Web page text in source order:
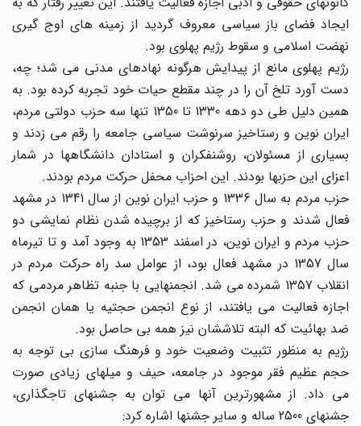
ایجاد فضای باز سیاسی معروف گردید از زمینه های اوج گیری
نهضت اسلامی و سقوط رژیم پهلوی بود.
رژیم پهلوی مانع از پیدایش هرگونه نهادهای مدنی می شد؛ چه،
دست آورد تلخ آن را در چند مقطع حیات خود تجربه کرده بود. به
همین دلیل طی دو دهه 1330 تا 1350 تنها سه حزب دولتی مردم،
ایران نوین و رستاخیز سرنوشت سیاسی جامعه را رقم می زدند و
بسیاری از مسئولان، روشنفکران و استادان دانشگاهها در شمار
اعزای این حزبها بودند. این احزاب محفل حرکت مردم بودند.
حزب مردم به سال 1336 و حزب ایران نوین از سال 1341 در مشهد
فعال شدند و حزب رستاخیز که از برچیده شدن نظام نمایشی دو
حزب مردم و ایران نوین، در اسفند 1353 به وجود آمد و تا تیرماه
سال 1357 در مشهد فعال بود، از عوامل سد راه حرکت مردم در
انقلاب 1357 شمرده می شد. انجمنهایی با جنبه تظاهر مردمی که
اجازه فعالیت می یافتند، از نوع انجمن حجتیه یا همان انجمن
ضد بهائیت که البته تلاششان نیز همه بی حاصل بود.
رژیم به منظور تثبیت وضعیت خود و فرهنگ سازی بی توجه به
حجم عظیم فقر موجود در جامعه، حیف و میلهای زیادی صورت
می داد. از مشهورترین آنها می توان به جشنهای تاجگذاری،
جشنهای 2500 ساله و سایر جشنها اشاره کرد: